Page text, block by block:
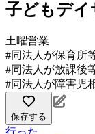
子どもデイ
土曜営業
#同法人が保育所
#同法人が放課後
#同法人が障害児
保存する